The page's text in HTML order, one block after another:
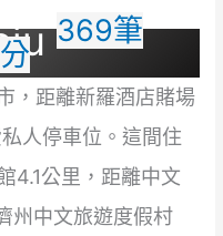
369筆
，距離新羅酒店賭場
人停車位。這間住
4.1公里，距離中文
州中文旅遊度假村